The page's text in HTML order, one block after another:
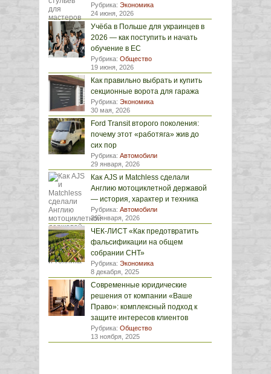
Рубрика: Экономика
24 июня, 2026
Учёба в Польше для украинцев в
2026 — как поступить и начать
обучение в ЕС
Рубрика: Общество
19 июня, 2026
Как правильно выбрать и купить
секционные ворота для гаража
Рубрика: Экономика
30 мая, 2026
Ford Transit второго поколения:
почему этот «работяга» жив до
сих пор
Рубрика: Автомобили
29 января, 2026
Как AJS и Matchless сделали
Англию мотоциклетной державой
— история, характер и техника
Рубрика: Автомобили
29 января, 2026
ЧЕК-ЛИСТ «Как предотвратить
фальсификации на общем
собрании СНТ»
Рубрика: Экономика
8 декабря, 2025
Современные юридические
решения от компании «Ваше
Право»: комплексный подход к
защите интересов клиентов
Рубрика: Общество
13 ноября, 2025